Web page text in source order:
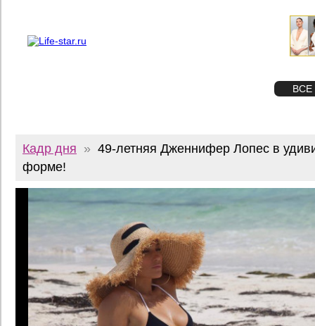
ВСЕ
Кадр дня » 49-летняя Дженнифер Лопес в
форме!